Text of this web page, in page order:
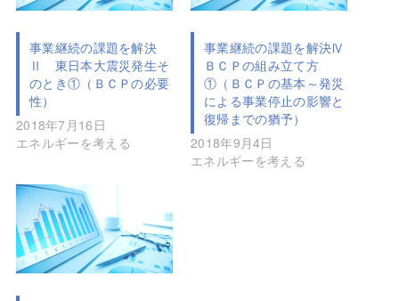
事業継続の課題を解決
Ⅱ 東日本大震災発生そ
のとき①（ＢＣＰの必要
性）
2018年7月16日
エネルギーを考える
事業継続の課題を解決Ⅳ
ＢＣＰの組み立て方
①（ＢＣＰの基本～発災
による事業停止の影響と
復帰までの猶予）
2018年9月4日
エネルギーを考える